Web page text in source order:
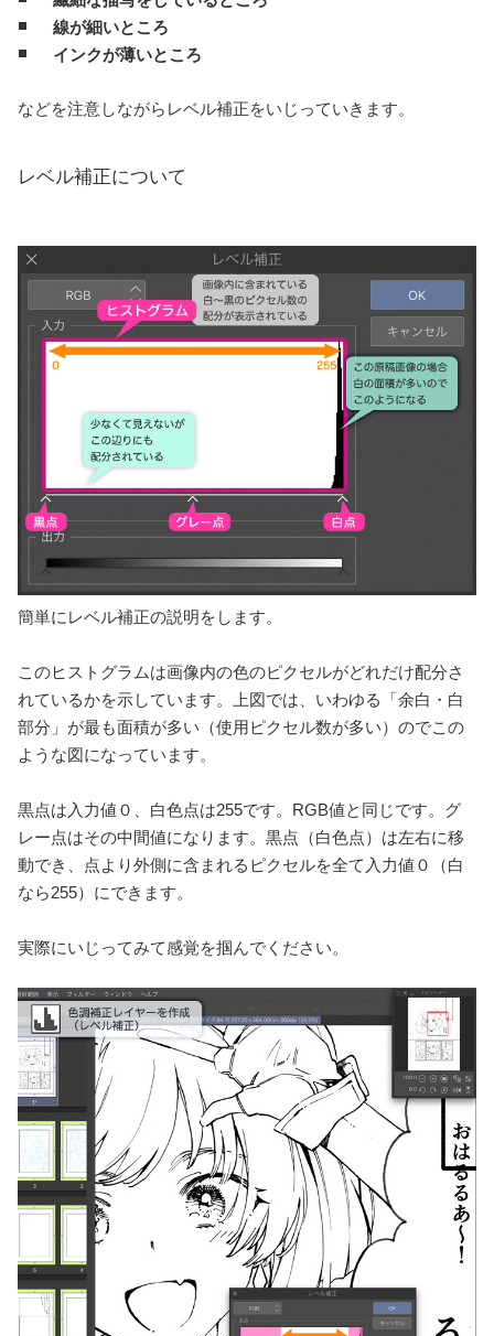
線が細いところ
インクが薄いところ
などを注意しながらレベル補正をいじっていきます。
レベル補正について
簡単にレベル補正の説明をします。
このヒストグラムは画像内の色のピクセルがどれだけ配分さ
れているかを示しています。上図では、いわゆる「余白・白
部分」が最も面積が多い（使用ピクセル数が多い）のでこの
ような図になっています。
黒点は入力値０、白色点は255です。RGB値と同じです。グ
レー点はその中間値になります。黒点（白色点）は左右に移
動でき、点より外側に含まれるピクセルを全て入力値０（白
なら255）にできます。
実際にいじってみて感覚を掴んでください。